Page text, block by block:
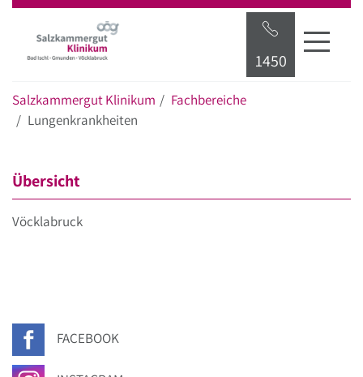
Hauptnavigation
1450
Salzkammergut Klinikum
Fachbereiche
Lungenkrankheiten
Übersicht
Vöcklabruck
FACEBOOK